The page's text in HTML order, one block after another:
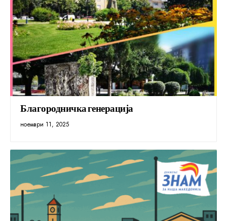
Благородничка генерација
ноември 11, 2025